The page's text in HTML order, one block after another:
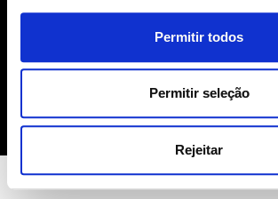
Permitir todos
Permitir seleção
Rejeitar
Sobre Nós
Política de Cookies